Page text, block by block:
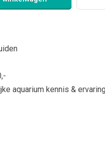
aquarium kennis &